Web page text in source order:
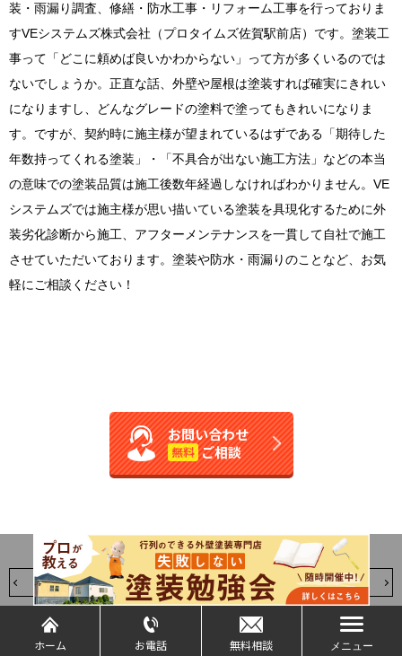
ホーム お電話 無料相談 メニュー
装・雨漏り調査、修繕・防水工事・リフォーム工事を行っておりま
すVEシステムズ株式会社（プロタイムズ佐賀駅前店）です。塗装工
事って「どこに頼めば良いかわからない」って方が多くいるのでは
ないでしょうか。正直な話、外壁や屋根は塗装すれば確実にきれい
になりますし、どんなグレードの塗料で塗ってもきれいになりま
す。ですが、契約時に施主様が望まれているはずである「期待した
年数持ってくれる塗装」・「不具合が出ない施工方法」などの本当
の意味での塗装品質は施工後数年経過しなければわかりません。VE
システムズでは施主様が思い描いている塗装を具現化するために外
装劣化診断から施工、アフターメンテナンスを一貫して自社で施工
させていただいております。塗装や防水・雨漏りのことなど、お気
軽にご相談ください！
お問い合わせ
無料 ご相談
前の記事へ 次の記事へ
一覧に戻る